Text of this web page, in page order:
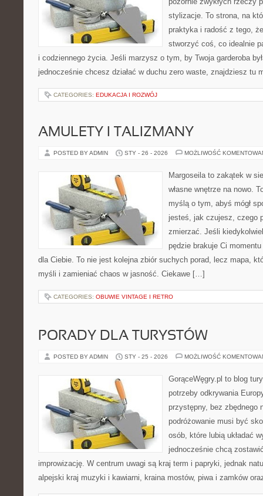
stylizacje. To strona, na
praktyka i radość z tego,
stworzyć coś, co idealnie
i codziennego życia. Jeśli marzysz o tym, by Twoja garderoba
jednocześnie chcesz działać w duchu zero waste, znajdziesz tu
CATEGORIES: EDUKACJA I ROZWÓJ
AMULETY I TALIZMANY
POSTED BY ADMIN STY - 26 - 2026 MOŻLIWOŚĆ
Margoseila to zakątek w
własne wnętrze na nowo.
myślą o tym, abyś mógł
jesteś, jak czujesz, czego
zmierzać. Jeśli
pędzie brakuje Ci
dla Ciebie. To nie jest kolejna zbiór suchych porad, lecz mapa,
myśli i zamieniać chaos w jasność. Ciekawe […]
CATEGORIES: OBUWIE VINTAGE I RETRO
PORADY DLA TURYSTÓW
POSTED BY ADMIN STY - 25 - 2026 MOŻLIWOŚĆ
GorąceWęgry.pl to blog
potrzeby odkrywania
przystępny, bez zbędnego
podróżowanie musi być
osób, które lubią układać
jednocześnie chcą
improwizację. W centrum uwagi są kraj term i papryki, jednak
alpejski kraj muzyki i kawiarni, kraina mostów, piwa i zamków